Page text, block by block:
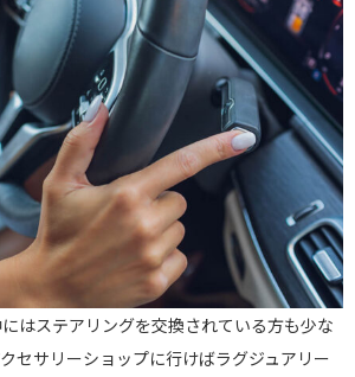
はステアリングを交換されている方も少な
セサリーショップに行けばラグジュアリー